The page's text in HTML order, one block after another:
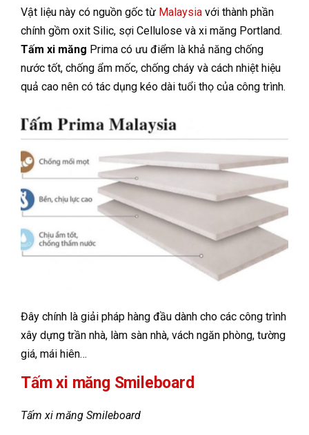
Vật liệu này có nguồn gốc từ Malaysia với thành phần
chính gồm oxit Silic, sợi Cellulose và xi măng Portland.
Tấm xi măng Prima có ưu điểm là khả năng chống
nước tốt, chống ẩm mốc, chống cháy và cách nhiệt hiệu
quả cao nên có tác dụng kéo dài tuổi thọ của công trình.
Đây chính là giải pháp hàng đầu dành cho các công trình
xây dựng trần nhà, làm sàn nhà, vách ngăn phòng, tường
giá, mái hiên…
Tấm xi măng Smileboard
Tấm xi măng Smileboard